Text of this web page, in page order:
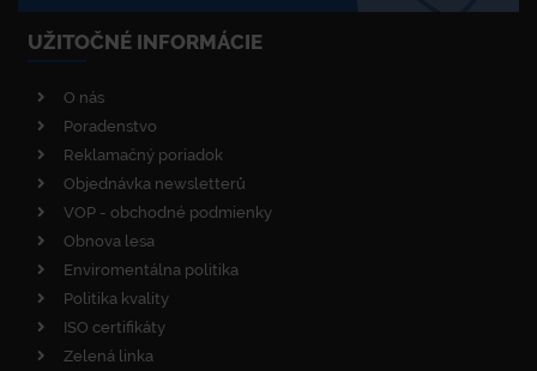
UŽITOČNÉ INFORMÁCIE
O nás
Poradenstvo
Reklamačný poriadok
Objednávka newsletterů
VOP - obchodné podmienky
Obnova lesa
Enviromentálna politika
Politika kvality
ISO certifikáty
Zelená linka